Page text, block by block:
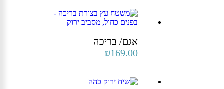
אגם/ בריכה
₪169.00